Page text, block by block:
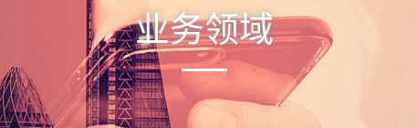
业务领域